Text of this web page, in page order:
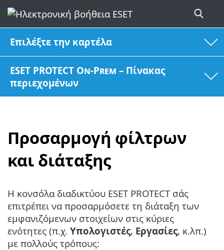
Επιλέξτε την καρτέλα
ESET PROTECT On-Prem – Πίνακας
περιεχομένων
Προσαρμογή φίλτρων
και διάταξης
Η κονσόλα διαδικτύου ESET PROTECT σάς
επιτρέπει να προσαρμόσετε τη διάταξη των
εμφανιζόμενων στοιχείων στις κύριες
ενότητες (π.χ. Υπολογιστές, Εργασίες, κ.λπ.)
με πολλούς τρόπους: